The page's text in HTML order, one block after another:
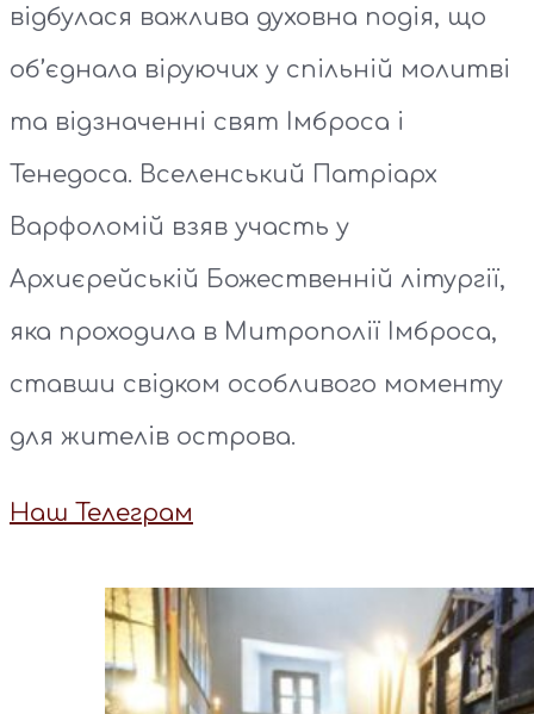
відбулася важлива духовна подія, що
об’єднала віруючих у спільній молитві
та відзначенні свят Імброса і
Тенедоса. Вселенський Патріарх
Варфоломій взяв участь у
Архиєрейській Божественній літургії,
яка проходила в Митрополії Імброса,
ставши свідком особливого моменту
для жителів острова.
Наш Телеграм